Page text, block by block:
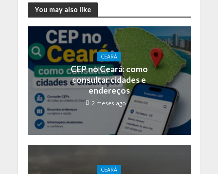
You may also like
CEARÁ
CEP no Ceará: como
consultar cidades e
endereços
2 meses ago
CEARÁ